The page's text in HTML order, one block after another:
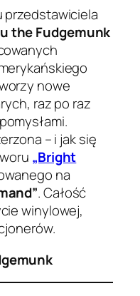
przedstawiciela
the Fudgemunk
nowe
raz po raz
– i jak się
„Bright
na
. Całość
winylowej,